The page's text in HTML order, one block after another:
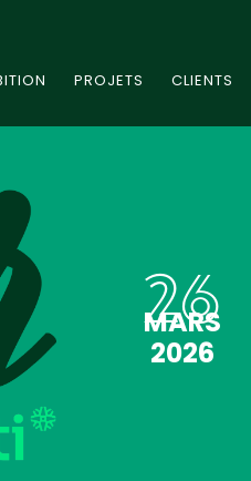
PROJETS CLIENTS
26
MARS
2026